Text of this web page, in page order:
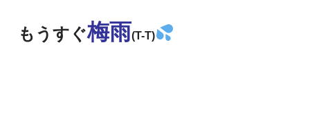
もうすぐ梅雨(T-T)